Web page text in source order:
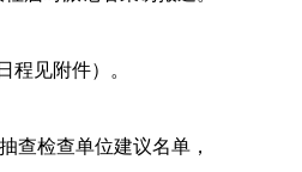
程见附件）。
查检查单位建议名单，